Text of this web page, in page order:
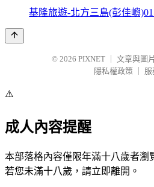
基隆旅遊-北方三島(彭佳嶼
© 2026 PIXNET
文章與圖
隱私權政策
服
⚠️
成人內容提醒
本部落格內容僅限年滿十八歲者瀏
若您未滿十八歲，請立即離開。